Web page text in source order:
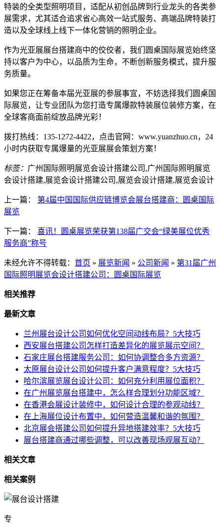
特装的全类型照明项目，适配从初创品牌到行业龙头的各类参
展需求，尤其适合追求省心高效一站式服务、高端品牌特装打
造以及全球线上线下一体化营销的照明企业。
作为光亚展展台搭建商中的佼佼者，我们圆桌国际展览始终坚
持以客户为中心，以品质为生命，不断创新服务模式，提升服
务质量。
如果您正在筹备本届光亚展的参展事宜，不妨选择我们圆桌国
际展览，让专业团队为您打造专属爆款特装展位装修方案，在
全球客商面前绽放品牌光彩！
拨打热线：135-1272-4422，点击官网：www.yuanzhuo.cn，24
小时内获取专属爆量的光亚展展会策划方案！
标签： 广州国际照明展览会设计搭建公司,广州国际照明展览
会设计搭建,展览会设计搭建公司,展览会设计搭建,展览会设计
上一篇： 第4届中国国际供应链博览会展台搭建商：圆桌国际
展览
下一篇： 喜讯！圆桌展览荣获第138届广交会“绿美展位优秀
服务商”称号
未经允许不得转载： 首页 » 展览新闻 » 公司新闻 » 第31届广州
国际照明展览会设计搭建公司：圆桌国际展览
相关推荐
最新文章
兰州展台设计公司如何优化空间动线布局？5大技巧
西安展台搭建公司怎样打造差异化的展览展示空间？
石家庄展台搭建服务公司：如何协调整合多方资源？
太原展台设计公司如何提升客户满意程度？5大技巧
哈尔滨展览展台设计公司：如何充分利用展位面积？
在广州展览展台搭建中，怎么样合理划分功能区域？
在香港会展设计装修中，如何设计合理的参观动线？
在上海展位设计布置中，如何营造温馨和谐的氛围？
北京展会搭建公司如何提升异地搭建效率？5大技巧
展台搭建商通过哪些调整，可以改善现场观展互动？
相关文章
相关案例
专